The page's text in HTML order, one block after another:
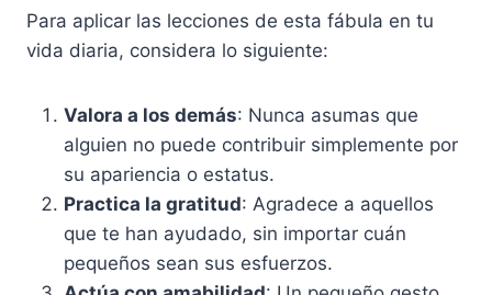
Para aplicar las lecciones de esta fábula en tu
vida diaria, considera lo siguiente:
Valora a los demás: Nunca asumas que
alguien no puede contribuir simplemente por
su apariencia o estatus.
Practica la gratitud: Agradece a aquellos
que te han ayudado, sin importar cuán
pequeños sean sus esfuerzos.